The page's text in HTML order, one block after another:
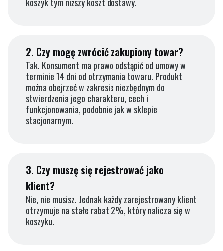
koszyk tym niższy koszt dostawy.
2. Czy mogę zwrócić zakupiony towar?
Tak. Konsument ma prawo odstąpić od umowy w
terminie 14 dni od otrzymania towaru. Produkt
można obejrzeć w zakresie niezbędnym do
stwierdzenia jego charakteru, cech i
funkcjonowania, podobnie jak w sklepie
stacjonarnym.
3. Czy muszę się rejestrować jako
klient?
Nie, nie musisz. Jednak każdy zarejestrowany klient
otrzymuje na stałe rabat 2%, który nalicza się w
koszyku.